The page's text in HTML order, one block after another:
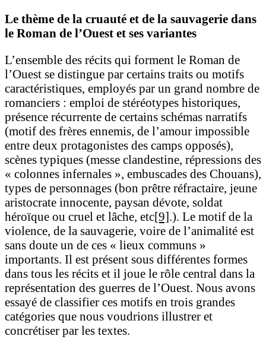
Le thème de la cruauté et de la sauvagerie dans
le Roman de l’Ouest et ses variantes
L’ensemble des récits qui forment le Roman de
l’Ouest se distingue par certains traits ou motifs
caractéristiques, employés par un grand nombre de
romanciers : emploi de stéréotypes historiques,
présence récurrente de certains schémas narratifs
(motif des frères ennemis, de l’amour impossible
entre deux protagonistes des camps opposés),
scènes typiques (messe clandestine, répressions des
« colonnes infernales », embuscades des Chouans),
types de personnages (bon prêtre réfractaire, jeune
aristocrate innocente, paysan dévote, soldat
héroïque ou cruel et lâche, etc[9].). Le motif de la
violence, de la sauvagerie, voire de l’animalité est
sans doute un de ces « lieux communs »
importants. Il est présent sous différentes formes
dans tous les récits et il joue le rôle central dans la
représentation des guerres de l’Ouest. Nous avons
essayé de classifier ces motifs en trois grandes
catégories que nous voudrions illustrer et
concrétiser par les textes.